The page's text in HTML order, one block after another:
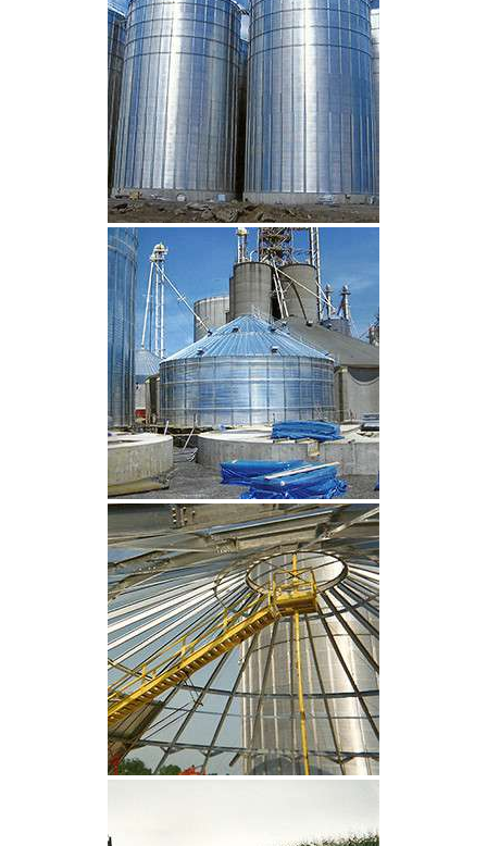
CLIQUEZ POUR AGRANDIR
CLIQUEZ POUR AGRANDIR
CLIQUEZ POUR AGRANDIR